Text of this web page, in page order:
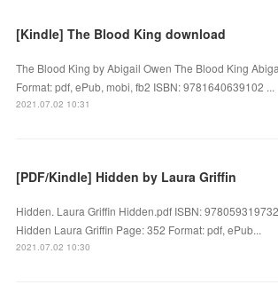
[Kindle] The Blood King download
The Blood King by Abigail Owen The Blood King
Format: pdf, ePub, mobi, fb2 ISBN: 9781640639102 ...
2021.07.02 10:31
[PDF/Kindle] Hidden by Laura Griffin
Hidden. Laura Griffin Hidden.pdf ISBN:
Hidden Laura Griffin Page: 352 Format: pdf, ePub...
2021.07.02 10:30